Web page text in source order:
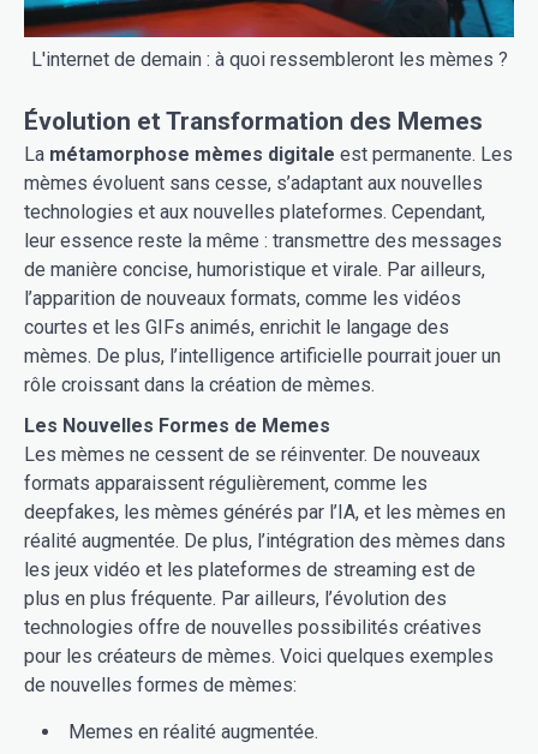
L'internet de demain : à quoi ressembleront les mèmes ?
Évolution et Transformation des Memes
La métamorphose mèmes digitale est permanente. Les
mèmes évoluent sans cesse, s’adaptant aux nouvelles
technologies et aux nouvelles plateformes. Cependant,
leur essence reste la même : transmettre des messages
de manière concise, humoristique et virale. Par ailleurs,
l’apparition de nouveaux formats, comme les vidéos
courtes et les GIFs animés, enrichit le langage des
mèmes. De plus, l’intelligence artificielle pourrait jouer un
rôle croissant dans la création de mèmes.
Les Nouvelles Formes de Memes
Les mèmes ne cessent de se réinventer. De nouveaux
formats apparaissent régulièrement, comme les
deepfakes, les mèmes générés par l’IA, et les mèmes en
réalité augmentée. De plus, l’intégration des mèmes dans
les jeux vidéo et les plateformes de streaming est de
plus en plus fréquente. Par ailleurs, l’évolution des
technologies offre de nouvelles possibilités créatives
pour les créateurs de mèmes. Voici quelques exemples
de nouvelles formes de mèmes:
Memes en réalité augmentée.